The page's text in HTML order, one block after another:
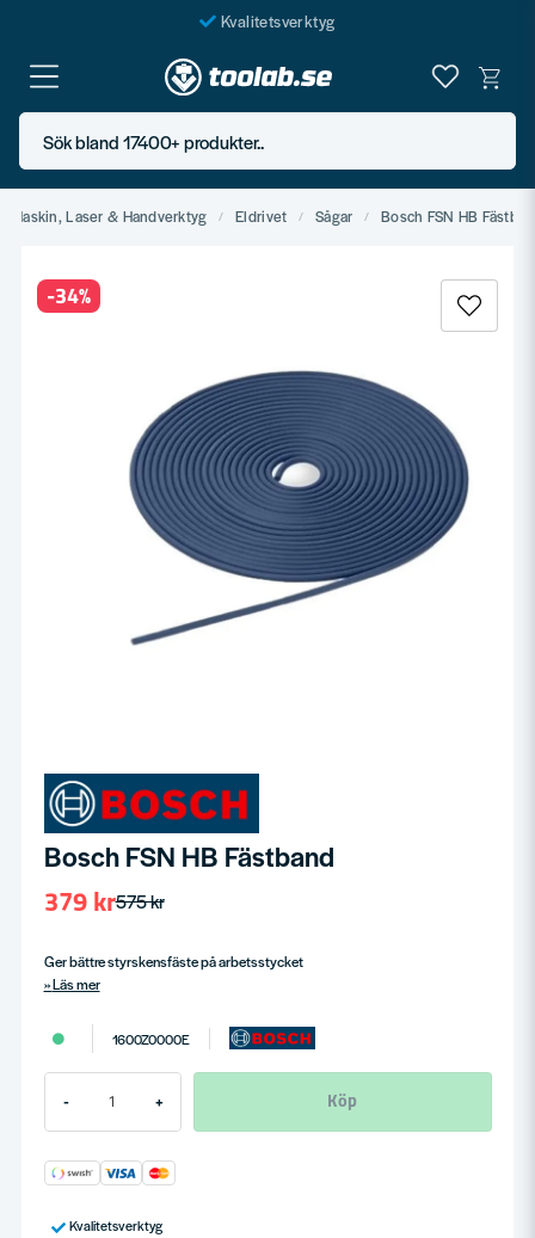
Kvalitetsverktyg
Fraktfritt över 999 SEK*
En järnhandel för alla
Butik i Göteborg
Sök bland 17400+ produkter..
Maskin, Laser & Handverktyg Eldrivet Sågar Bosch FSN HB
-34%
Bosch FSN HB Fästband
575 kr
379 kr
Ger bättre styrskensfäste på arbetsstycket
Läs mer
1600Z0000E
- + Köp
Kvalitetsverktyg